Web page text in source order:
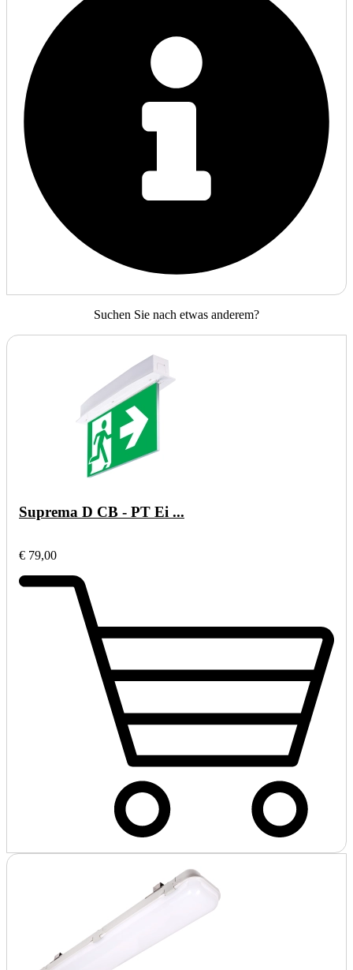
Suchen Sie nach etwas anderem?
Suprema D CB - PT Ei ...
€ 79,00